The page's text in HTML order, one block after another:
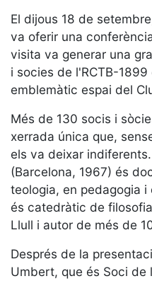
Instal·lacions
Freqüents
(FAQs)
Treballa amb
nosaltres
Àrea esportiva
Tennis
Escola de
tennis
Next Gen
Palmarès
equips
El dijous 18 de
va oferir una
visita va generar una
i socies de l'RCTB-
emblemàtic espai del
Més de 130 socis i
xerrada única que,
els va deixar
(Barcelona, 1967) és
teologia, en pedagogia
és catedràtic de
Llull i autor de més de
Després de la
Umbert, que és Soci de